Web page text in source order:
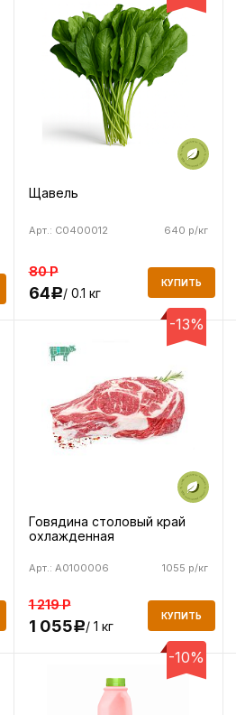
Щавель
640 р/кг
Арт.: C0400012
80Р
64Р/ 0.1 кг
КУПИТЬ
-13%
Говядина столовый край
охлажденная
1055 р/кг
Арт.: A0100006
1 219Р
1 055Р/ 1 кг
КУПИТЬ
-10%